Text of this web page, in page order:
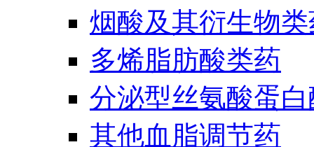
烟酸及其衍生物
多烯脂肪酸类药
分泌型丝氨酸蛋
其他血脂调节药